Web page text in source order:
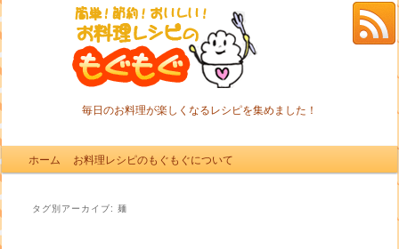
毎日のお料理が楽しくなるレシピを集めました！
メインメニュー
メインコンテンツへ移動
サブコンテンツへ移動
ホーム お料理レシピのもぐもぐについて
タグ別アーカイブ: 麺